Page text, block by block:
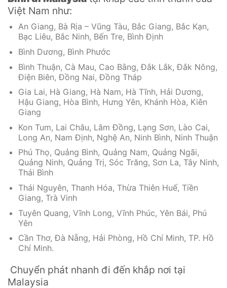
Việt Nam như:
An Giang, Bà Rịa – Vũng Tàu, Bắc Giang, Bắc Kạn,
Bạc Liêu, Bắc Ninh, Bến Tre, Bình Định
Bình Dương, Bình Phước
Bình Thuận, Cà Mau, Cao Bằng, Đắk Lắk, Đắk Nông,
Điện Biên, Đồng Nai, Đồng Tháp
Gia Lai, Hà Giang, Hà Nam, Hà Tĩnh, Hải Dương,
Hậu Giang, Hòa Bình, Hưng Yên, Khánh Hòa, Kiên
Giang
Kon Tum, Lai Châu, Lâm Đồng, Lạng Sơn, Lào Cai,
Long An, Nam Định, Nghệ An, Ninh Bình, Ninh Thuận
Phú Thọ, Quảng Bình, Quảng Nam, Quảng Ngãi,
Quảng Ninh, Quảng Trị, Sóc Trăng, Sơn La, Tây Ninh,
Thái Bình
Thái Nguyên, Thanh Hóa, Thừa Thiên Huế, Tiền
Giang, Trà Vinh
Tuyên Quang, Vĩnh Long, Vĩnh Phúc, Yên Bái, Phú
Yên
Cần Thơ, Đà Nẵng, Hải Phòng, Hồ Chí Minh, TP. Hồ
Chí Minh.
Chuyển phát nhanh đi đến khắp nơi tại
Malaysia